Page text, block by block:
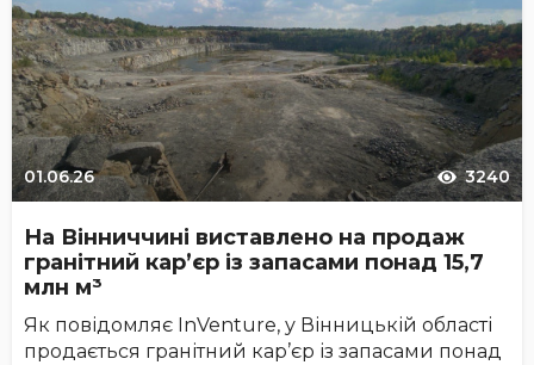
01.06.26 3240
На Вінниччині виставлено на продаж
гранітний кар’єр із запасами понад 15,7
млн м³
Як повідомляє InVenture, у Вінницькій області
продається гранітний кар’єр із запасами понад